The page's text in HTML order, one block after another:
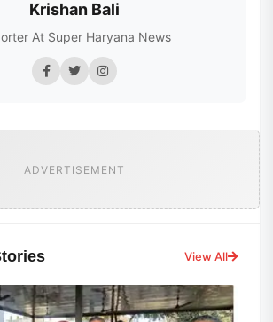
Krishan Bali
At Super Haryana News
ADVERTISEMENT
View All